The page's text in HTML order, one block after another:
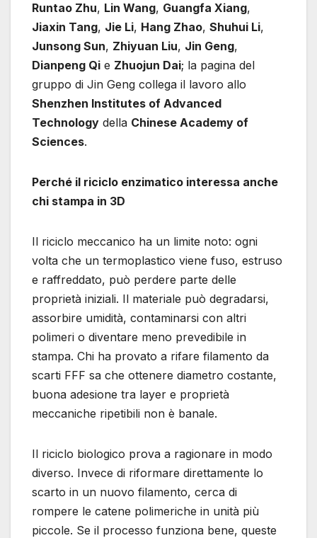
Runtao Zhu, Lin Wang, Guangfa Xiang,
Jiaxin Tang, Jie Li, Hang Zhao, Shuhui Li,
Junsong Sun, Zhiyuan Liu, Jin Geng,
Dianpeng Qi e Zhuojun Dai; la pagina del
gruppo di Jin Geng collega il lavoro allo
Shenzhen Institutes of Advanced
Technology della Chinese Academy of
Sciences.
Perché il riciclo enzimatico interessa anche
chi stampa in 3D
Il riciclo meccanico ha un limite noto: ogni
volta che un termoplastico viene fuso, estruso
e raffreddato, può perdere parte delle
proprietà iniziali. Il materiale può degradarsi,
assorbire umidità, contaminarsi con altri
polimeri o diventare meno prevedibile in
stampa. Chi ha provato a rifare filamento da
scarti FFF sa che ottenere diametro costante,
buona adesione tra layer e proprietà
meccaniche ripetibili non è banale.
Il riciclo biologico prova a ragionare in modo
diverso. Invece di riformare direttamente lo
scarto in un nuovo filamento, cerca di
rompere le catene polimeriche in unità più
piccole. Se il processo funziona bene, queste